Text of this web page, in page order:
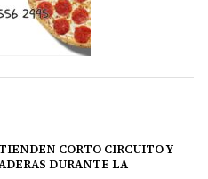
CORTO CIRCUITO Y
DURANTE LA